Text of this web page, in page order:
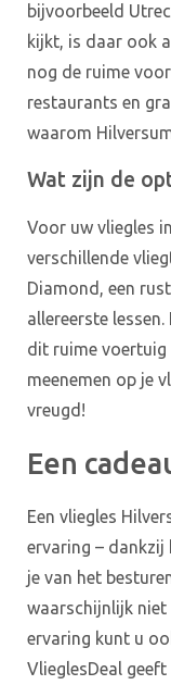
bijvoorbeeld
kijkt, is daar ook
nog de ruime
restaurants en
waarom
Wat zijn de
Voor uw vliegles
verschillende
Diamond, een
allereerste lessen.
dit ruime voertuig
meenemen op je
vreugd!
Een
Een vliegles
ervaring –
je van het
waarschijnlijk niet
ervaring kunt u
VlieglesDeal